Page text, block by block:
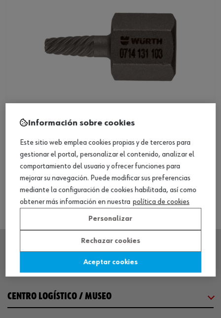
Extractor interior, hexagonal, corto
Ver producto
CENTRO LOGÍSTICO / MUSEO
Información sobre cookies
Este sitio web emplea cookies propias y de terceros para
gestionar el portal, personalizar el contenido, analizar el
comportamiento del usuario y ofrecer funciones para
mejorar su navegación. Puede modificar sus preferencias
mediante la configuración de cookies habilitada, así como
obtener más información en nuestra política de cookies
Personalizar
Rechazar cookies
Aceptar cookies